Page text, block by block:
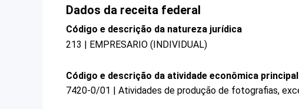
Dados da receita federal
Código e descrição da natureza jurídica
213 | EMPRESARIO (INDIVIDUAL)
Código e descrição da atividade econômica principal
7420-0/01 | Atividades de produção de fotografias,